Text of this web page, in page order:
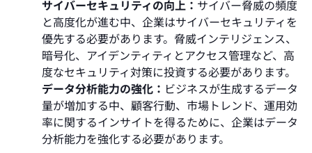
サイバーセキュリティの向上： サイバー脅威の頻度
と高度化が進む中、企業はサイバーセキュリティを
優先する必要があります。脅威インテリジェンス、
暗号化、アイデンティティとアクセス管理など、高
度なセキュリティ対策に投資する必要があります。
データ分析能力の強化： ビジネスが生成するデータ
量が増加する中、顧客行動、市場トレンド、運用効
率に関するインサイトを得るために、企業はデータ
分析能力を強化する必要があります。